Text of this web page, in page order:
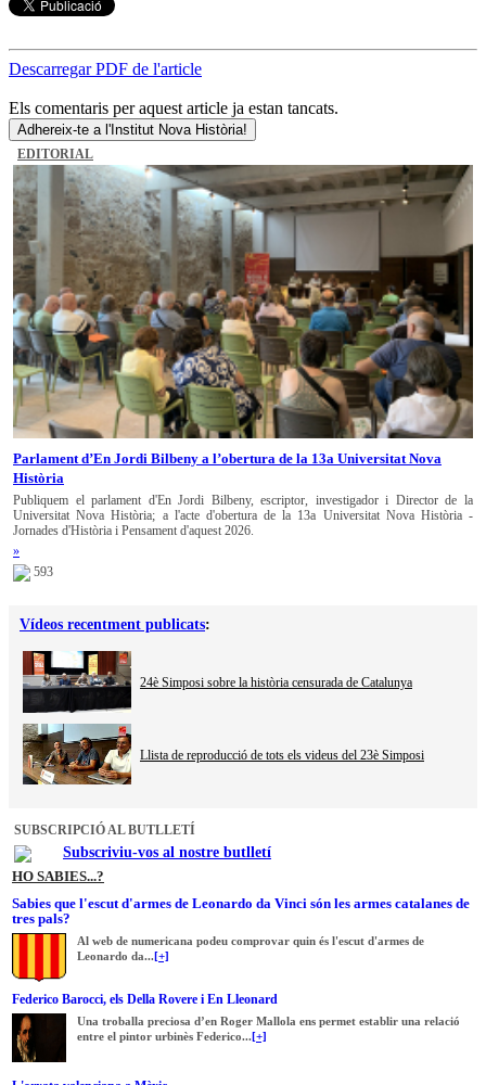
Descarregar PDF de l'article
Els comentaris per aquest article ja estan tancats.
Adhereix-te a l'Institut Nova Història!
EDITORIAL
Parlament d’En Jordi Bilbeny a l’obertura de la 13a Universitat Nova
Història
Publiquem el parlament d'En Jordi Bilbeny, escriptor, investigador i Director de la
Universitat Nova Història; a l'acte d'obertura de la 13a Universitat Nova Història -
Jornades d'Història i Pensament d'aquest 2026.
»
593
Vídeos recentment publicats:
24è Simposi sobre la història censurada de Catalunya
Llista de reproducció de tots els videus del 23è Simposi
SUBSCRIPCIÓ AL BUTLLETÍ
Subscriviu-vos al nostre butlletí
HO SABIES...?
Sabies que l'escut d'armes de Leonardo da Vinci són les armes catalanes de
tres pals?
Al web de numericana podeu comprovar quin és l'escut d'armes de
Leonardo da... [+]
Federico Barocci, els Della Rovere i En Lleonard
Una troballa preciosa d’en Roger Mallola ens permet establir una relació
entre el pintor urbinès Federico... [+]